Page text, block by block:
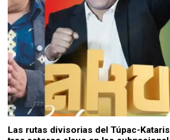
Las rutas divisorias del Túpac-